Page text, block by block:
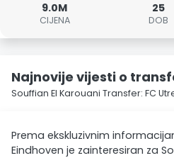
9.0M
CIJENA
25
DOB
Najnovije vijesti o
Souffian El Karouani Transfer: FC
Prema ekskluzivnim
Eindhoven je zainteresiran za